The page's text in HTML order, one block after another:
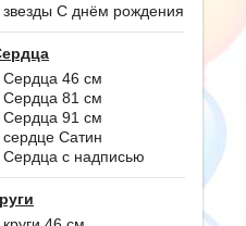
С днём рождения
46 см
81 см
91 см
Сатин
с надписью